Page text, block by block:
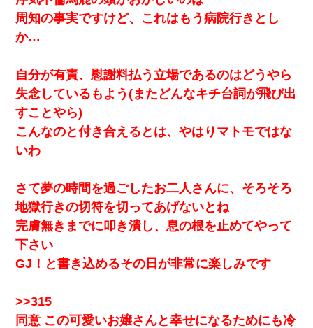
周知の事実ですけど、これはもう病院行きとし
か…
自分が有責、慰謝料払う立場であるのはどうやら
失念しているもよう(またどんなキチ台詞が飛び出
すことやら)
こんなのと付き合えるとは、やはりマトモではな
いわ
さて夢の時間を過ごしたお二人さんに、そろそろ
地獄行きの切符を切ってあげないとね
完膚無きまでに叩き潰し、息の根を止めてやって
下さい
GJ！と書き込めるその日が非常に楽しみです
>>315
同意 この可愛いお嬢さんと幸せになるためにも冷